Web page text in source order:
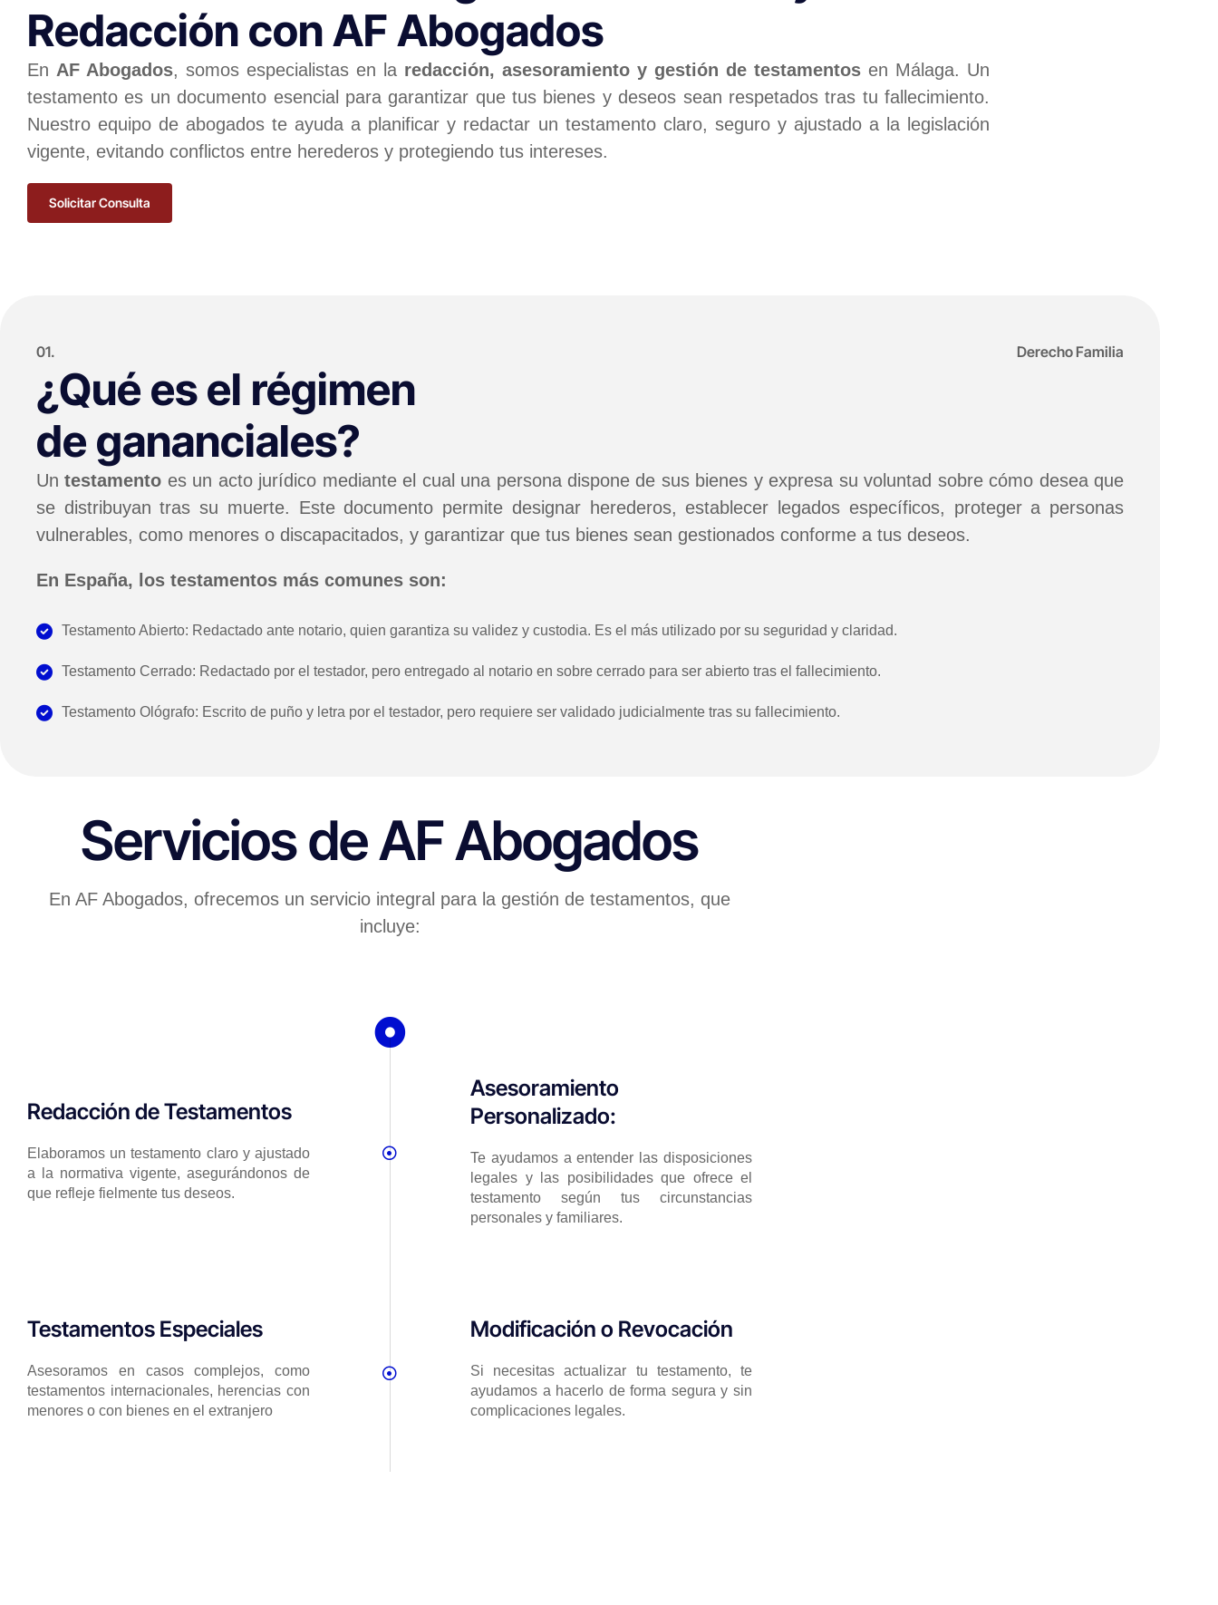
Redacción con AF Abogados
En AF Abogados, somos especialistas en la redacción, asesoramiento y gestión de testamentos en Málaga. Un
testamento es un documento esencial para garantizar que tus bienes y deseos sean respetados tras tu fallecimiento.
Nuestro equipo de abogados te ayuda a planificar y redactar un testamento claro, seguro y ajustado a la legislación
vigente, evitando conflictos entre herederos y protegiendo tus intereses.
Solicitar Consulta
01. Derecho Familia
¿Qué es el régimen
de gananciales?
Untestamento es un acto jurídico mediante el cual una persona dispone de sus bienes y expresa su voluntad sobre cómo desea que
se distribuyan tras su muerte. Este documento permite designar herederos, establecer legados específicos, proteger a personas
vulnerables, como menores o discapacitados, y garantizar que tus bienes sean gestionados conforme a tus deseos.
En España, los testamentos más comunes son:
Testamento Abierto: Redactado ante notario, quien garantiza su validez y custodia. Es el más utilizado por su seguridad y claridad.
Testamento Cerrado: Redactado por el testador, pero entregado al notario en sobre cerrado para ser abierto tras el fallecimiento.
Testamento Ológrafo: Escrito de puño y letra por el testador, pero requiere ser validado judicialmente tras su fallecimiento.
Servicios de AF Abogados
En AF Abogados, ofrecemos un servicio integral para la gestión de testamentos, que
incluye:
Redacción de Testamentos
Elaboramos un testamento claro y ajustado
a la normativa vigente, asegurándonos de
que refleje fielmente tus deseos.
Asesoramiento
Personalizado:
Te ayudamos a entender las disposiciones
legales y las posibilidades que ofrece el
testamento según tus circunstancias
personales y familiares.
Testamentos Especiales
Asesoramos en casos complejos, como
testamentos internacionales, herencias con
menores o con bienes en el extranjero
Modificación o Revocación
Si necesitas actualizar tu testamento, te
ayudamos a hacerlo de forma segura y sin
complicaciones legales.